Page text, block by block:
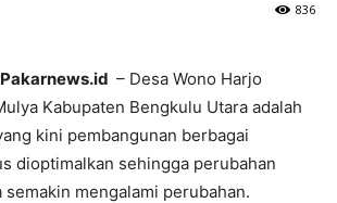
836
– Desa Wono Harjo
Kabupaten Bengkulu Utara adalah
kini pembangunan berbagai
dioptimalkan sehingga perubahan
semakin mengalami perubahan.